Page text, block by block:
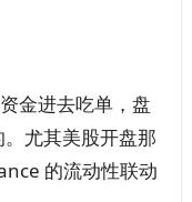
金进去吃单，盘
尤其美股开盘那
的流动性联动